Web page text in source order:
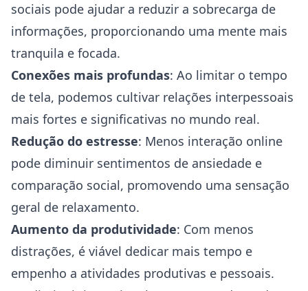
sociais pode ajudar a reduzir a sobrecarga de
informações, proporcionando uma mente mais
tranquila e focada.
Conexões mais profundas: Ao limitar o tempo
de tela, podemos cultivar relações interpessoais
mais fortes e significativas no mundo real.
Redução do estresse: Menos interação online
pode diminuir sentimentos de ansiedade e
comparação social, promovendo uma sensação
geral de relaxamento.
Aumento da produtividade: Com menos
distrações, é viável dedicar mais tempo e
empenho a atividades produtivas e pessoais.